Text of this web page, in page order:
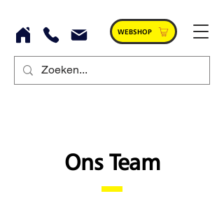
WEBSHOP
Ons Team